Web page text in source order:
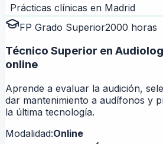
Prácticas clínicas en Madrid
FP Grado Superior2000 horas
Técnico Superior en
online
Aprende a evaluar la audición,
dar mantenimiento a audífonos y
la última tecnología.
Modalidad:Online